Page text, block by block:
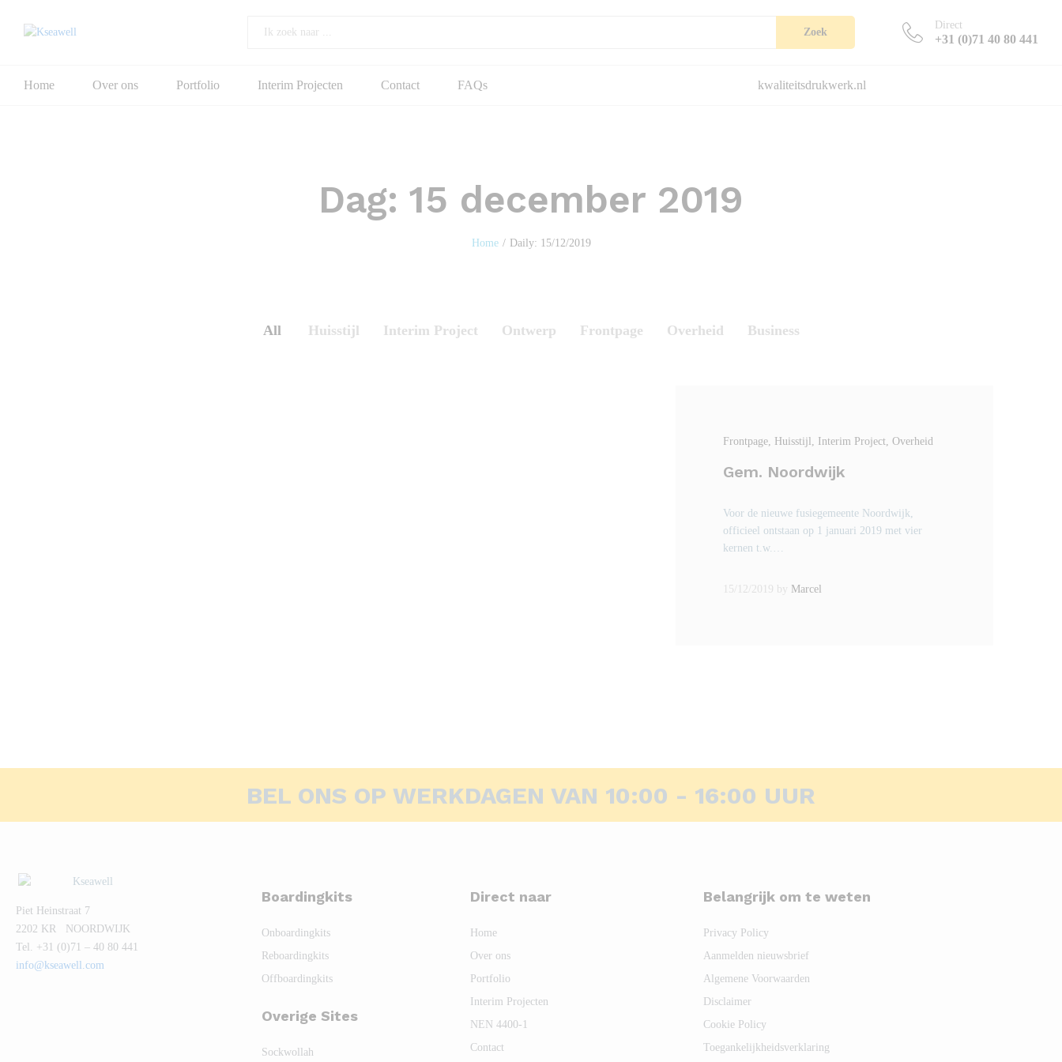
Zoek
Direct
+31 (0)71 40 80 441
Home Over ons Portfolio Interim Projecten Contact FAQs kwaliteitsdrukwerk.nl
Dag: 15 december 2019
Home / Daily: 15/12/2019
All Huisstijl Interim Project Ontwerp Frontpage Overheid Business
Frontpage, Huisstijl , Interim Project, Overheid
Gem. Noordwijk
Voor de nieuwe fusiegemeente Noordwijk,
officieel ontstaan op 1 januari 2019 met vier
kernen t.w.…
15/12/2019 by Marcel
BEL ONS OP WERKDAGEN VAN 10:00 - 16:00 UUR
Piet Heinstraat 7
2202 KR NOORDWIJK
Tel. +31 (0)71 – 40 80 441
info@kseawell.com
Boardingkits
Onboardingkits
Reboardingkits
Offboardingkits
Overige Sites
Sockwollah
Direct naar
Home
Over ons
Portfolio
Interim Projecten
NEN 4400-1
Contact
Belangrijk om te weten
Privacy Policy
Aanmelden nieuwsbrief
Algemene Voorwaarden
Disclaimer
Cookie Policy
Toegankelijkheidsverklaring